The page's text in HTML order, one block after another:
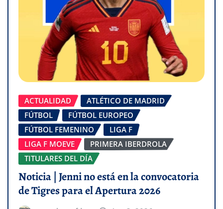
ACTUALIDAD
ATLÉTICO DE MADRID
FÚTBOL
FÚTBOL EUROPEO
FÚTBOL FEMENINO
LIGA F
LIGA F MOEVE
PRIMERA IBERDROLA
TITULARES DEL DÍA
Noticia | Jenni no está en la convocatoria
de Tigres para el Apertura 2026